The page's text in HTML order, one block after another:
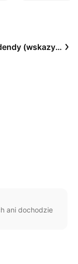
Rentowność dywidendy (wskazywana)
ani dochodzie